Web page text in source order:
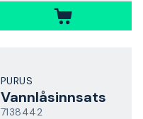
PURUS
Vannlåsinnsats
7138442